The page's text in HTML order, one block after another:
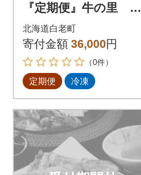
『定期便』牛の里 高
級黒毛和牛「白老牛」
の贅沢詰め合わせセ
ットB全3回
北海道白老町
寄付金額 36,000円
（0件）
定期便 冷凍